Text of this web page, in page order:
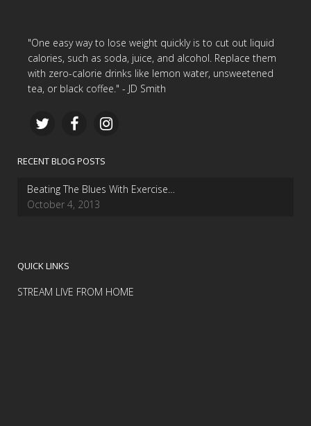
"One easy way to lose weight quickly is to cut out liquid
calories, such as soda, juice, and alcohol. Replace them
with zero-calorie drinks like lemon water, unsweetened
tea, or black coffee." - JD Smith
RECENT BLOG POSTS
Beating The Blues With Exercise…
October 4, 2013
QUICK LINKS
STREAM LIVE FROM HOME